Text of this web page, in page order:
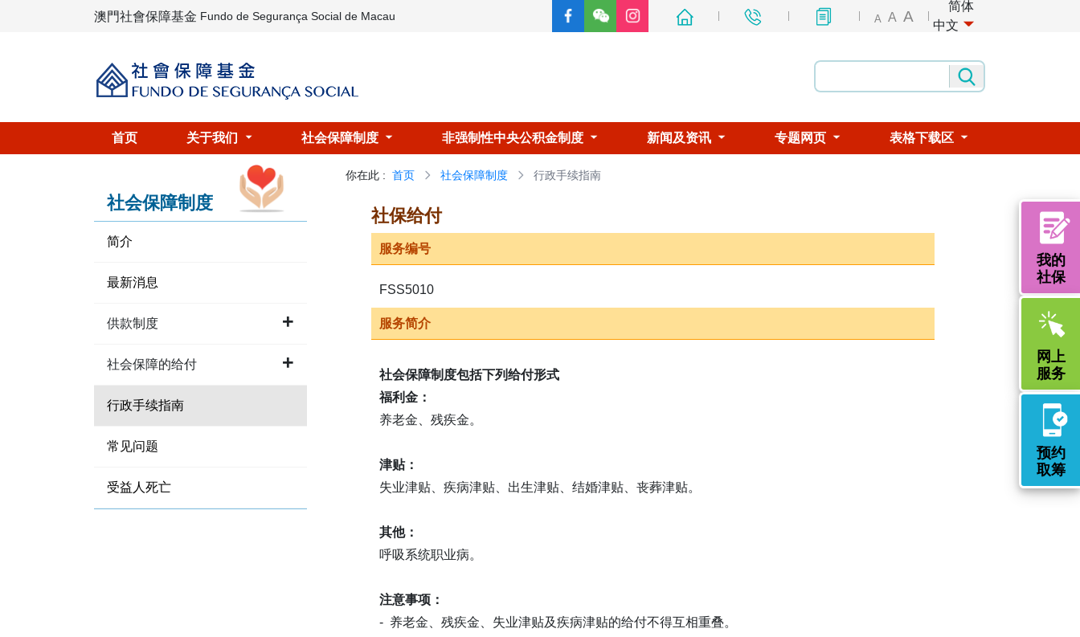
A A A
简体
中文
澳門社會保障基金 Fundo de Segurança Social de Macau
首页 关于我们 社会保障制度 非强制性中央公积金制度 新闻及资讯 专题网页 表格下载区
我的
社保
网上
服务
预约
取筹
社会保障制度
简介
最新消息
供款制度
社会保障的给付
行政手续指南
常见问题
受益人死亡
你在此 : 首页 社会保障制度 行政手续指南
社保给付
服务编号
FSS5010
服务简介
社会保障制度包括下列给付形式
福利金：
养老金、残疾金。
津贴：
失业津贴、疾病津贴、出生津贴、结婚津贴、丧葬津贴。
其他：
呼吸系统职业病。
注意事项：
- 养老金、残疾金、失业津贴及疾病津贴的给付不得互相重叠。